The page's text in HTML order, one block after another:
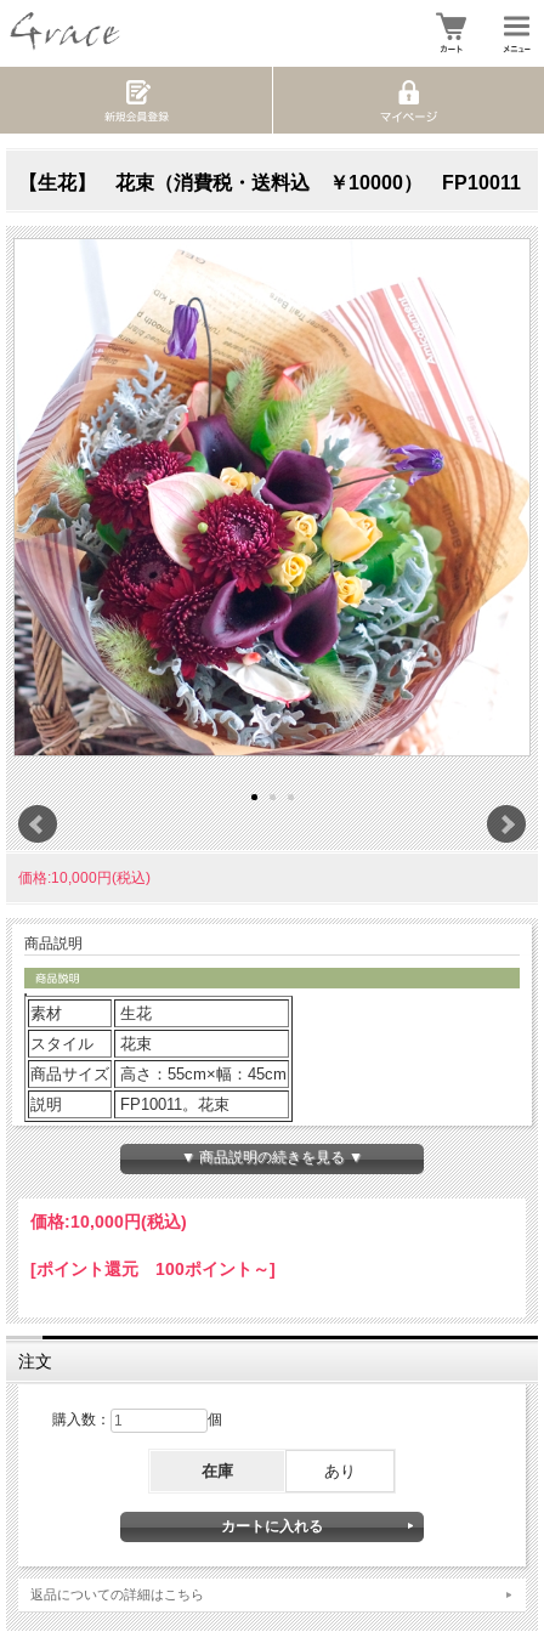
【生花】 花束（消費税・送料込 ￥10000） FP10011
価格:10,000円(税込)
商品説明
素材
生花
スタイル
花束
商品サイズ 高さ：55cm×幅：45cm
説明
FP10011。花束
■ご購入に際してのご案内
・すべてオーダーメイドによる制作のため価格等ご相談に応じ
ます。
・価格は￥5,000（税込み）から制作いたします。
・表示価格以外(ただし￥5,000以上）の金額をご希望の場合
は、商品をカートに入れずに
・色合いや雰囲気なども、ご要望にお応えいたしますので併せ
※ご注意
・花材・花器共に季節商品のため変更になる場合がございます
が、できるだけ雰囲気を損なわないよう作成いたしますのでご
了承ください。
▼ 商品説明の続きを見る ▼
価格:10,000円(税込)
[ポイント還元 100ポイント～]
注文
購入数： 個
在庫 あり
返品についての詳細はこちら